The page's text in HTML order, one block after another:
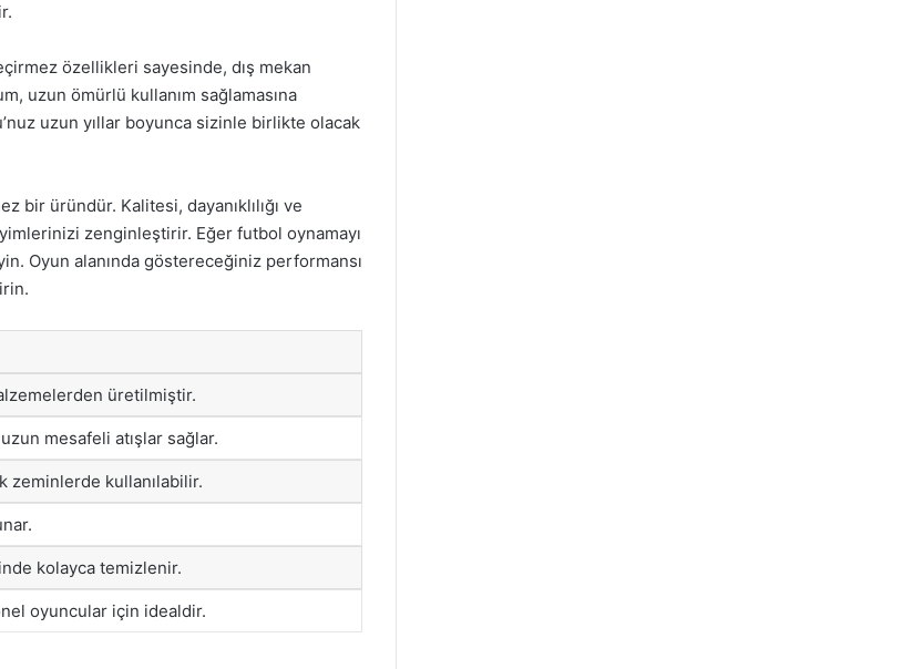
özellikleri sayesinde, dış mekan
uzun ömürlü kullanım sağlamasına
uzun yıllar boyunca sizinle birlikte olacak
bir üründür. Kalitesi, dayanıklılığı ve
zenginleştirir. Eğer futbol oynamayı
Oyun alanında göstereceğiniz performansı
üretilmiştir.
mesafeli atışlar sağlar.
zeminlerde kullanılabilir.
kolayca temizlenir.
oyuncular için idealdir.